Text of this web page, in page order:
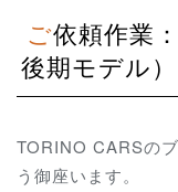
ご依頼作業：LEXUS LS600h（UVF45
後期モデル
TORINO CARSの
う御座います。